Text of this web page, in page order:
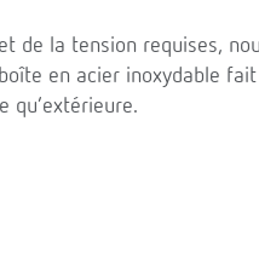
de la tension requises,
en acier inoxydable
qu’extérieure.